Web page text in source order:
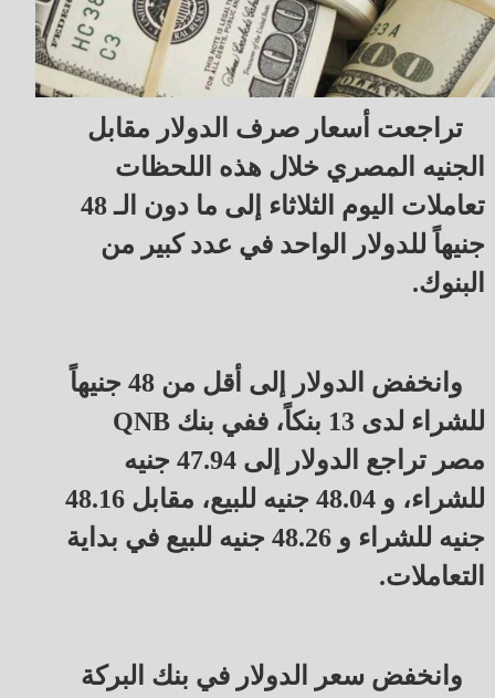
تراجعت أسعار صرف الدولار مقابل
الجنيه المصري خلال هذه اللحظات
تعاملات اليوم الثلاثاء إلى ما دون الـ 48
جنيهاً للدولار الواحد في عدد كبير من
البنوك.
وانخفض الدولار إلى أقل من 48 جنيهاً
للشراء لدى 13 بنكاً، ففي بنك QNB
مصر تراجع الدولار إلى 47.94 جنيه
للشراء، و 48.04 جنيه للبيع، مقابل 48.16
جنيه للشراء و 48.26 جنيه للبيع في بداية
التعاملات.
وانخفض سعر الدولار في بنك البركة